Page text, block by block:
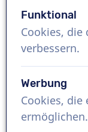
US$ 304,95
Imagefilm , 1 -
Projekt
Kostenlose
Funktional
Cookies, die
verbessern.
Werbung
Cookies, die
ermöglichen.